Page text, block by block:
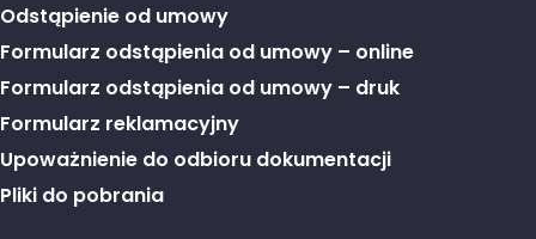
Odstąpienie od umowy
Formularz odstąpienia od umowy – online
Formularz odstąpienia od umowy – druk
Formularz reklamacyjny
Upoważnienie do odbioru dokumentacji
Pliki do pobrania